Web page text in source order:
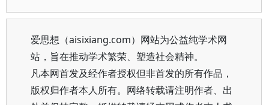
爱思想（aisixiang.com）网站为公益纯学术网
站，旨在推动学术繁荣、塑造社会精神。
凡本网首发及经作者授权但非首发的所有作品，
版权归作者本人所有。网络转载请注明作者、出